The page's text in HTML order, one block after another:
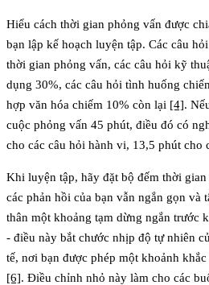
Hiểu cách thời gian phỏng vấn được
bạn lập kế hoạch luyện tập. Các câu
thời gian phỏng vấn, các câu hỏi kỹ
dụng 30%, các câu hỏi tình huống
hợp văn hóa chiếm 10% còn lại [4].
cuộc phỏng vấn 45 phút, điều đó có
cho các câu hỏi hành vi, 13,5 phút cho
Khi luyện tập, hãy đặt bộ đếm thời
các phản hồi của bạn vẫn ngắn gọn và
thân một khoảng tạm dừng ngắn trước
- điều này bắt chước nhịp độ tự nhiên
tế, nơi bạn được phép một khoảnh
[6]. Điều chỉnh nhỏ này làm cho các